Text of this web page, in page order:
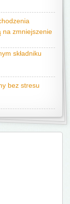
na zmniejszenie
składniku
bez stresu